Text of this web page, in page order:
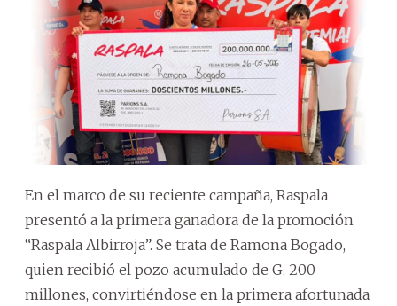
En el marco de su reciente campaña, Raspala
presentó a la primera ganadora de la promoción
“Raspala Albirroja”. Se trata de Ramona Bogado,
quien recibió el pozo acumulado de G. 200
millones, convirtiéndose en la primera afortunada